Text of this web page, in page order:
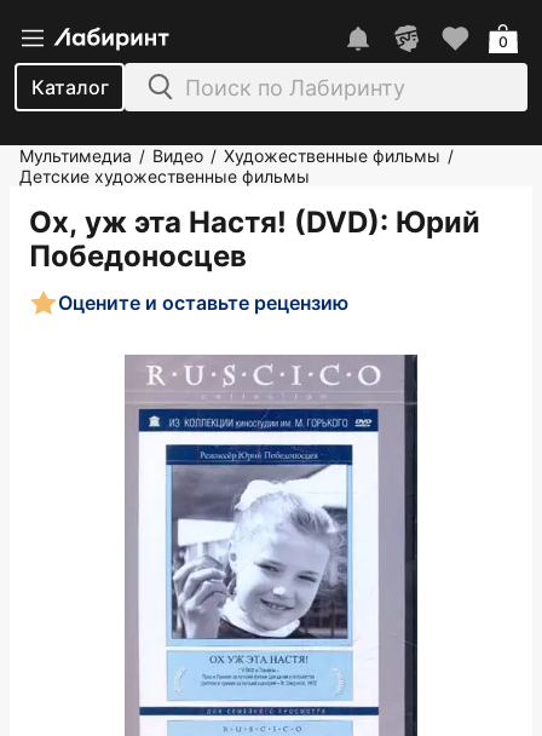
Каталог
0
Мультимедиа / Видео / Художественные фильмы /
Детские художественные фильмы
Ох, уж эта Настя! (DVD): Юрий
Победоносцев
Оцените и оставьте рецензию